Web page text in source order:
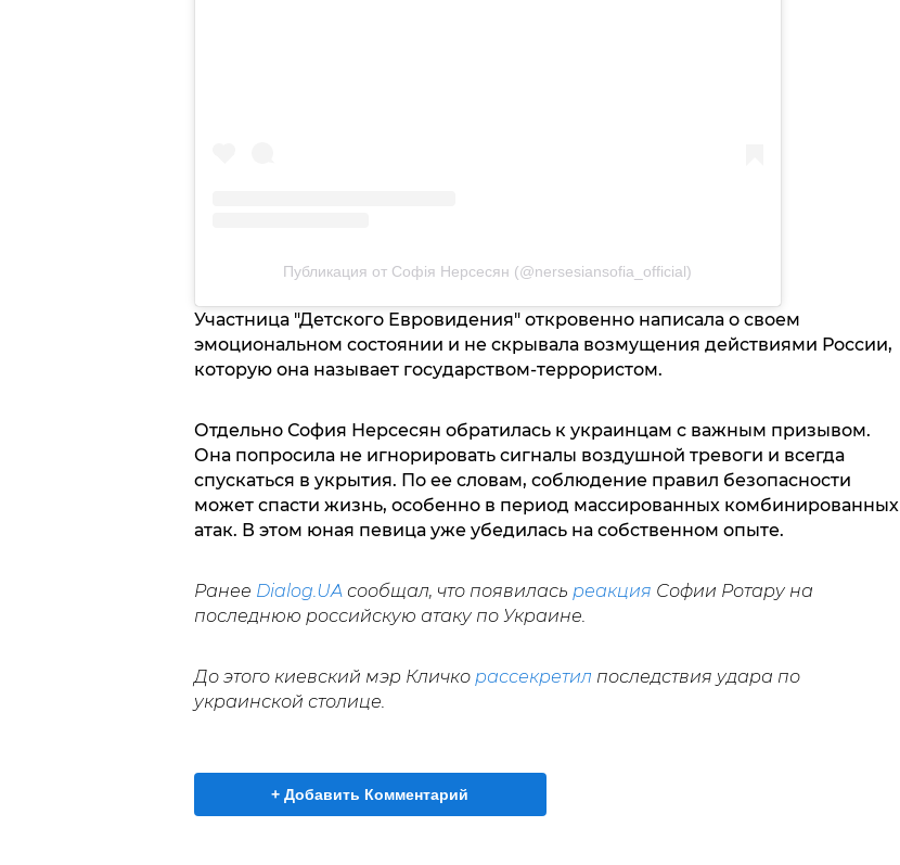
Публикация от Софія Нерсесян (@nersesiansofia_official)
Участница "Детского Евровидения" откровенно написала о своем
эмоциональном состоянии и не скрывала возмущения действиями России,
которую она называет государством-террористом.
Отдельно София Нерсесян обратилась к украинцам с важным призывом.
Она попросила не игнорировать сигналы воздушной тревоги и всегда
спускаться в укрытия. По ее словам, соблюдение правил безопасности
может спасти жизнь, особенно в период массированных комбинированных
атак. В этом юная певица уже убедилась на собственном опыте.
Ранее Dialog.UAсообщал, что появилась реакция Софии Ротару на
последнюю российскую атаку по Украине.
До этого киевский мэр Кличко рассекретил последствия удара по
украинской столице.
+ Добавить Комментарий